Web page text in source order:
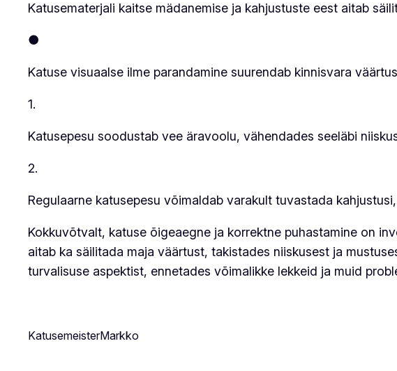
Katusematerjali kaitse mädanemise ja kahjustuste eest aitab
●
Katuse visuaalse ilme parandamine suurendab kinnisvara
1.
Katusepesu soodustab vee äravoolu, vähendades seeläbi
2.
Regulaarne katusepesu võimaldab varakult tuvastada
Kokkuvõtvalt, katuse õigeaegne ja korrektne puhastamine on
aitab ka säilitada maja väärtust, takistades niiskusest ja
turvalisuse aspektist, ennetades võimalikke lekkeid ja muid
KatusemeisterMarkko